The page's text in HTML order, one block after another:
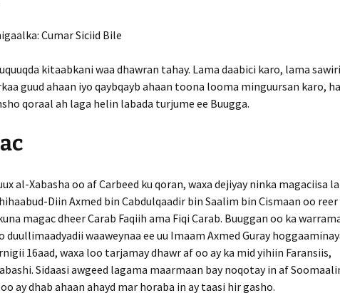
Cumar Siciid Bile
kitaabkani waa dhawran tahay. Lama daabici karo, lama sawiri
guud ahaan iyo qaybqayb ahaan toona looma minguursan karo,
qoraal ah laga helin labada turjume ee Buugga.
al-Xabasha oo af Carbeed ku qoran, waxa dejiyay ninka magaciisa la
Diin Axmed bin Cabdulqaadir bin Saalim bin Cismaan oo reer
magac dheer Carab Faqiih ama Fiqi Carab. Buuggan oo ka
duullimaadyadii waaweynaa ee uu Imaam Axmed Guray
16aad, waxa loo tarjamay dhawr af oo ay ka mid yihiin Faransiis,
Sidaasi awgeed lagama maarmaan bay noqotay in af
ay dhab ahaan ahayd mar horaba in ay taasi hir gasho.